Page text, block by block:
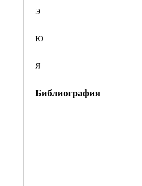
Э
Ю
Я
Библиография